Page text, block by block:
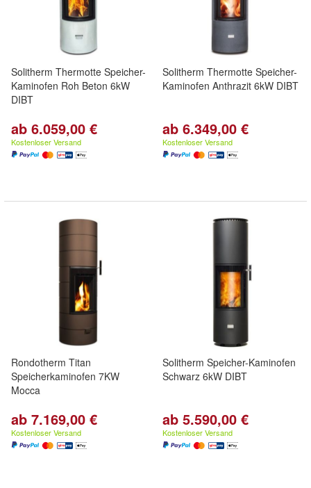
Solitherm Thermotte Speicher-
Kaminofen Roh Beton 6kW
DIBT
ab 6.059,00 €
Kostenloser Versand
Solitherm Thermotte Speicher-
Kaminofen Anthrazit 6kW DIBT
ab 6.349,00 €
Kostenloser Versand
Rondotherm Titan
Speicherkaminofen 7KW
Mocca
ab 7.169,00 €
Kostenloser Versand
Solitherm Speicher-Kaminofen
Schwarz 6kW DIBT
ab 5.590,00 €
Kostenloser Versand